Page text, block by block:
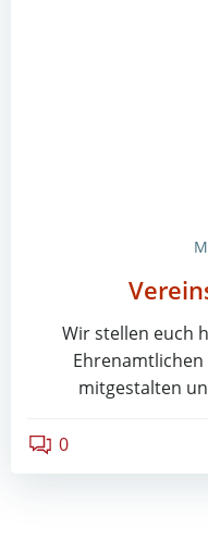
Wir stellen euch
mitgestalten
0